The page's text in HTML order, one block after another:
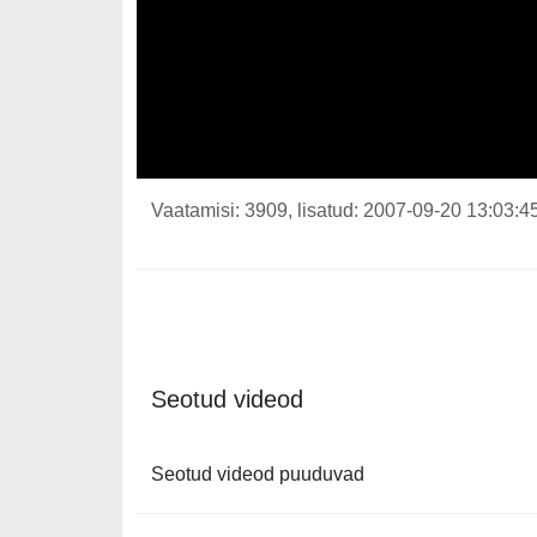
Vaatamisi: 3909, lisatud: 2007-09-20
Seotud videod
Seotud videod puuduvad